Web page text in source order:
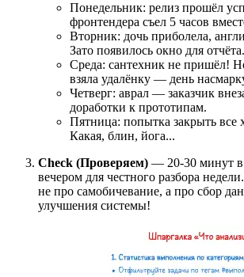
Понедельник: релиз прошёл
фронтендера съел 5 часов
Вторник: дочь приболела,
Зато появилось окно для отчёта.
Среда: сантехник не пришёл!
взяла удалёнку — день
Четверг: аврал — заказчик
доработки к прототипам.
Пятница: попытка закрыть все
Какая, блин, йога...
Check (Проверяем) — 20-30 минут в
вечером для честного разбора
не про самобичевание, а про сбор
улучшения системы!